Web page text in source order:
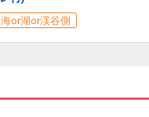
海or湖or渓谷側